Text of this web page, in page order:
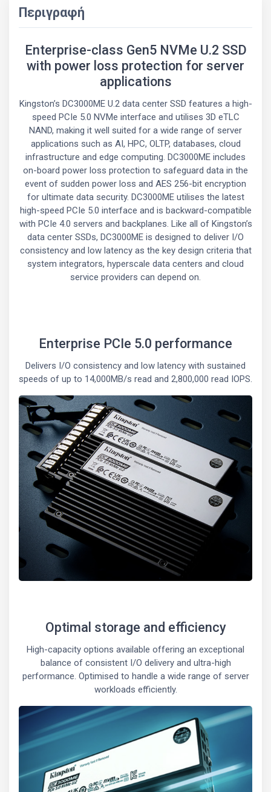
Περιγραφή
Enterprise-class Gen5 NVMe U.2 SSD
with power loss protection for server
applications
Kingston’s DC3000ME U.2 data center SSD features a high-
speed PCIe 5.0 NVMe interface and utilises 3D eTLC
NAND, making it well suited for a wide range of server
applications such as AI, HPC, OLTP, databases, cloud
infrastructure and edge computing. DC3000ME includes
on-board power loss protection to safeguard data in the
event of sudden power loss and AES 256-bit encryption
for ultimate data security. DC3000ME utilises the latest
high-speed PCIe 5.0 interface and is backward-compatible
with PCIe 4.0 servers and backplanes. Like all of Kingston’s
data center SSDs, DC3000ME is designed to deliver I/O
consistency and low latency as the key design criteria that
system integrators, hyperscale data centers and cloud
service providers can depend on.
Enterprise PCIe 5.0 performance
Delivers I/O consistency and low latency with sustained
speeds of up to 14,000MB/s read and 2,800,000 read IOPS.
Optimal storage and efficiency
High-capacity options available offering an exceptional
balance of consistent I/O delivery and ultra-high
performance. Optimised to handle a wide range of server
workloads efficiently.